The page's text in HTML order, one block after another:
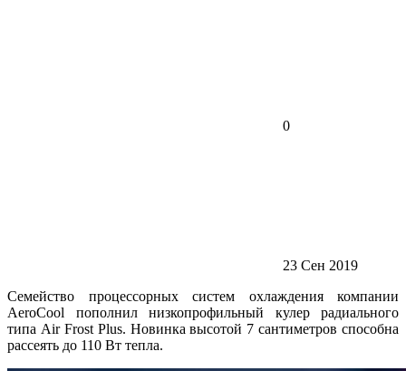
0
23 Сен 2019
Семейство процессорных систем охлаждения компании
AeroCool пополнил низкопрофильный кулер радиального
типа Air Frost Plus. Новинка высотой 7 сантиметров способна
рассеять до 110 Вт тепла.